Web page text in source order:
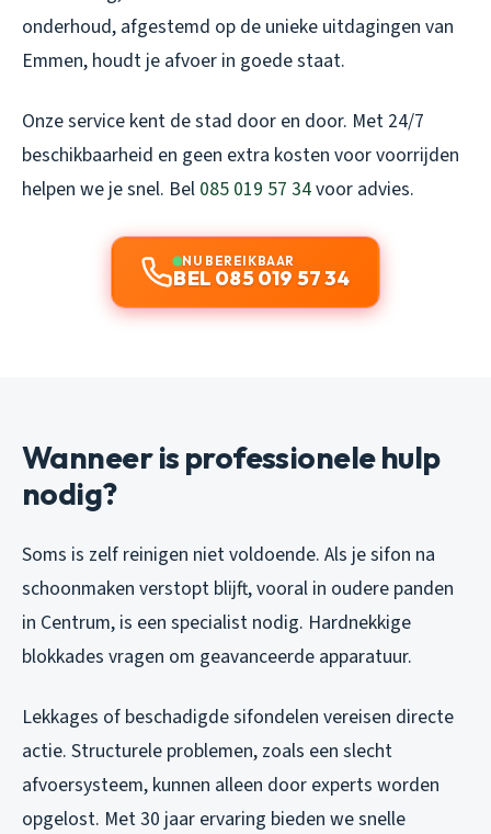
onderhoud, afgestemd op de unieke uitdagingen van
Emmen, houdt je afvoer in goede staat.
Onze service kent de stad door en door. Met 24/7
beschikbaarheid en geen extra kosten voor voorrijden
helpen we je snel. Bel 085 019 57 34voor advies.
NU BEREIKBAAR
BEL 085 019 57 34
Wanneer is professionele hulp
nodig?
Soms is zelf reinigen niet voldoende. Als je sifon na
schoonmaken verstopt blijft, vooral in oudere panden
in Centrum, is een specialist nodig. Hardnekkige
blokkades vragen om geavanceerde apparatuur.
Lekkages of beschadigde sifondelen vereisen directe
actie. Structurele problemen, zoals een slecht
afvoersysteem, kunnen alleen door experts worden
opgelost. Met 30 jaar ervaring bieden we snelle